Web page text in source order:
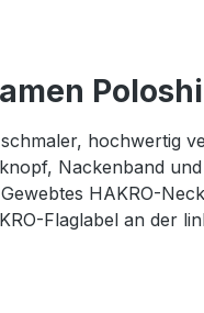
Nackenband
HAKRO-
Flaglabel an der